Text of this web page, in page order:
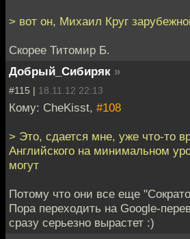
> вот он, Михаил Круг
Скорее Титомир Б.
Добрый_Сибиряк »
#115 | 18.11.12 22:13
Кому: CheKisst, #108
> Это, сдается мне, уже что-то
Английского на минимальном
могут
Потому что они все еще
Пора переходить на Google-
сразу серьезно вырастет :)